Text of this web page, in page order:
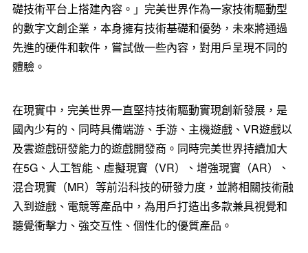
礎技術平台上搭建內容。」完美世界作為一家技術驅動型
的數字文創企業，本身擁有技術基礎和優勢，未來將通過
先進的硬件和軟件，嘗試做一些內容，對用戶呈現不同的
體驗。
在現實中，完美世界一直堅持技術驅動實現創新發展，是
國內少有的、同時具備端游、手游、主機遊戲、VR遊戲以
及雲遊戲研發能力的遊戲開發商。同時完美世界持續加大
在5G、人工智能、虛擬現實（VR）、增強現實（AR）、
混合現實（MR）等前沿科技的研發力度，並將相關技術融
入到遊戲、電競等產品中，為用戶打造出多款兼具視覺和
聽覺衝擊力、強交互性、個性化的優質產品。